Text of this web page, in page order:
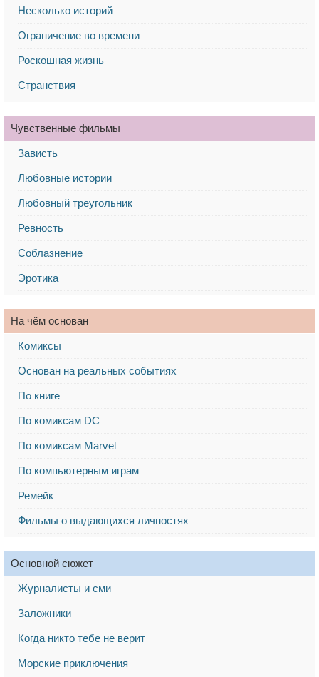
Несколько историй
Ограничение во времени
Роскошная жизнь
Странствия
Чувственные фильмы
Зависть
Любовные истории
Любовный треугольник
Ревность
Соблазнение
Эротика
На чём основан
Комиксы
Основан на реальных событиях
По книге
По комиксам DC
По комиксам Marvel
По компьютерным играм
Ремейк
Фильмы о выдающихся личностях
Основной сюжет
Журналисты и сми
Заложники
Когда никто тебе не верит
Морские приключения